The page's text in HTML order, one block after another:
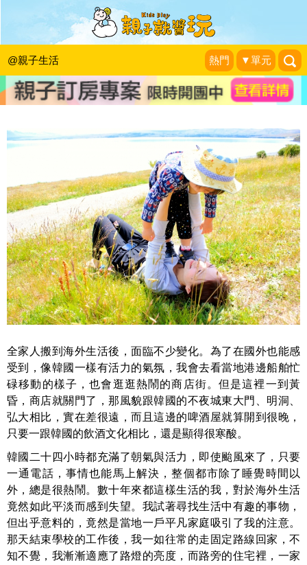
@親子生活 熱門 ▼單元
《需要爸爸的每個瞬間》什麼時候
「讓」孩子獨立？
大是文化|2016-01-14
全家人搬到海外生活後，面臨不少變化。為了在國外也能感
受到，像韓國一樣有活力的氣氛，我會去看當地港邊船舶忙
碌移動的樣子，也會逛逛熱鬧的商店街。但是這裡一到黃
昏，商店就關門了，那風貌跟韓國的不夜城東大門、明洞、
弘大相比，實在差很遠，而且這邊的啤酒屋就算開到很晚，
只要一跟韓國的飲酒文化相比，還是顯得很寒酸。
韓國二十四小時都充滿了朝氣與活力，即使颱風來了，只要
一通電話，事情也能馬上解決，整個都市除了睡覺時間以
外，總是很熱鬧。數十年來都這樣生活的我，對於海外生活
竟然如此平淡而感到失望。我試著尋找生活中有趣的事物，
但出乎意料的，竟然是當地一戶平凡家庭吸引了我的注意。
那天結束學校的工作後，我一如往常的走固定路線回家，不
知不覺，我漸漸適應了路燈的亮度，而路旁的住宅裡，一家